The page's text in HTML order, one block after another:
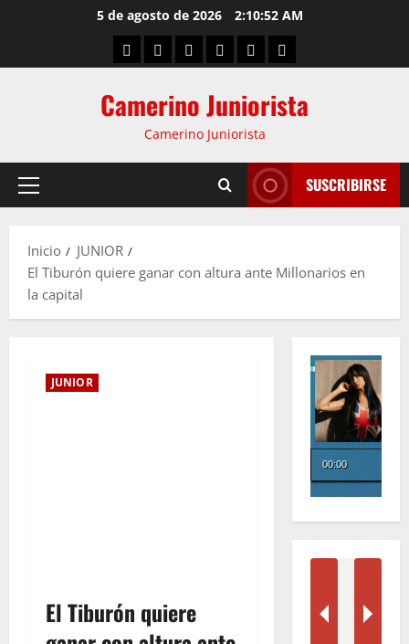
5 de agosto de 2026 2:10:53 AM
Camerino Juniorista
Camerino Juniorista
SUSCRIBIRSE
Inicio
JUNIOR
El Tiburón quiere ganar con altura ante Millonarios en
la capital
JUNIOR
El Tiburón quiere